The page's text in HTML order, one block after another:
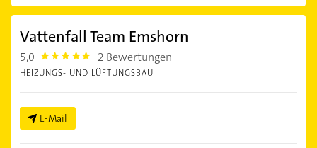
Vattenfall Team Emshorn
5,0 5.0 2 Bewertungen
HEIZUNGS- UND LÜFTUNGSBAU
E-Mail